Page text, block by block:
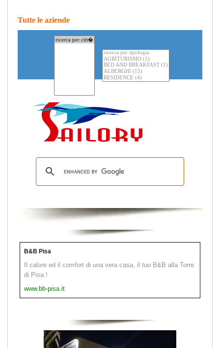
Tutte le aziende
B&B Pisa
Il calore ed il comfort di una vera casa, il tuo B&B alla Torre
di Pisa !
www.bb-pisa.it